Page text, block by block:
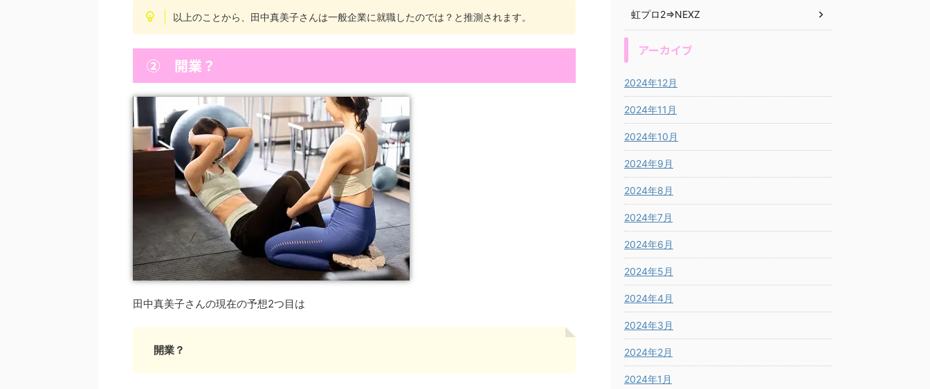
以上のことから、田中真美子さんは一般企業に就職したのでは？と推測されます。
② 開業？
田中真美子さんの現在の予想2つ目は
開業？
虹プロ2⇒NEXZ
アーカイブ
2024年12月
2024年11月
2024年10月
2024年9月
2024年8月
2024年7月
2024年6月
2024年5月
2024年4月
2024年3月
2024年2月
2024年1月